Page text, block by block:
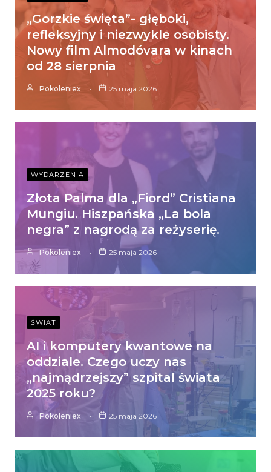
„Gorzkie święta”- głęboki,
refleksyjny i niezwykle osobisty.
Nowy film Almodóvara w kinach
od 28 sierpnia
Pokoleniex 25 maja 2026
WYDARZENIA
Złota Palma dla „Fiord” Cristiana
Mungiu. Hiszpańska „La bola
negra” z nagrodą za reżyserię.
Pokoleniex 25 maja 2026
ŚWIAT
AI i komputery kwantowe na
oddziale. Czego uczy nas
„najmądrzejszy” szpital świata
2025 roku?
Pokoleniex 25 maja 2026